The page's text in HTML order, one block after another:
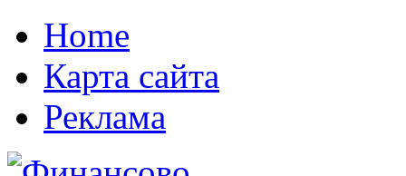
Home
Карта сайта
Реклама